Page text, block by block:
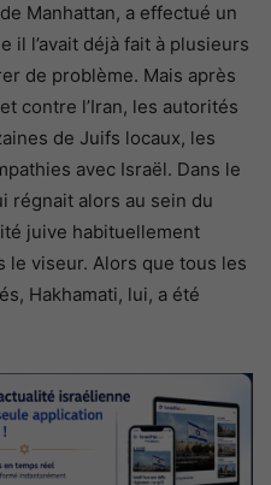
Manhattan, a effectué un
il l’avait déjà fait à plusieurs
de problème. Mais après
contre l’Iran, les autorités
de Juifs locaux, les
avec Israël. Dans le
régnait alors au sein du
juive habituellement
le viseur. Alors que tous les
Hakhamati, lui, a été